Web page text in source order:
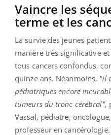
Vaincre les
terme et les
La survie des jeunes
manière très significative
tous cancers confondus,
quinze ans. Néanmoins, "il
pédiatriques encore
tumeurs du tronc cérébral",
Vassal, pédiatre,
professeur en cancérologie.